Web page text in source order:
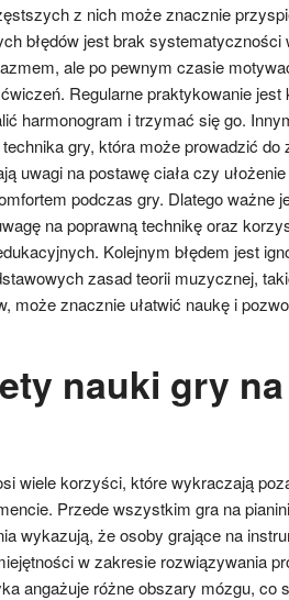
z nich może znacznie
błędów jest brak systematyczności
ale po pewnym czasie
Regularne praktykowanie jest
harmonogram i trzymać się go.
gry, która może prowadzić do
uwagi na postawę ciała czy
podczas gry. Dlatego ważne
na poprawną technikę oraz
Kolejnym błędem jest
zasad teorii muzycznej,
może znacznie ułatwić naukę i
nauki gry na
wiele korzyści, które wykraczają
Przede wszystkim gra na
wykazują, że osoby grające na
w zakresie rozwiązywania
angażuje różne obszary mózgu, co